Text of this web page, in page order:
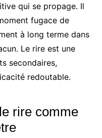
qui se propage. Il
fugace de
à long terme dans
Le rire est une
secondaires,
redoutable.
rire comme